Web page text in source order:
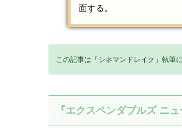
面する。
この記事は「シネマンドレイク」執筆
『エクスペンダブルズ ニ